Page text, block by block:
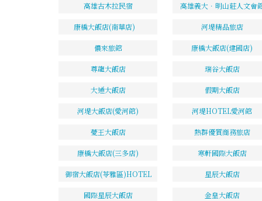
高雄古木拉民宿 高雄義大．明山莊人文會
康橋大飯店(南華店) 河堤精品旅店
儂來旅館 康橋大飯店(建國店)
尊龍大飯店 瑞谷大飯店
大通大飯店 假期大飯店
河堤大飯店(愛河館) 河堤HOTEL愛河館
薆王大飯店 熱群優質商務旅店
康橋大飯店(三多店) 寒軒國際大飯店
御宿大飯店(苓雅區)HOTEL 星辰大飯店
國際星辰大飯店 金皇大飯店